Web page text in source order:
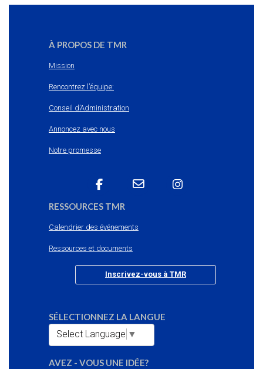
À PROPOS DE TMR
Mission
Rencontrez l’équipe:
Conseil d’Administration
Annoncez avec nous
Notre promesse
RESSOURCES TMR
Calendrier des événements
Ressources et documents
Inscrivez-vous à TMR
SÉLECTIONNEZ LA LANGUE
Select Language ▼
AVEZ - VOUS UNE IDÉE?